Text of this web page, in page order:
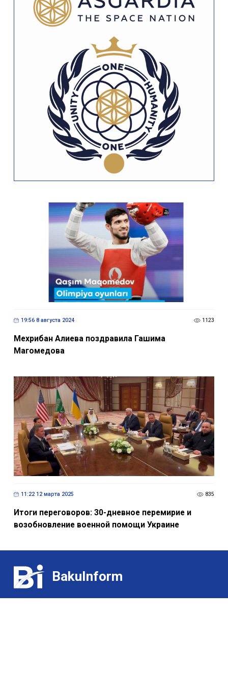
19:56 8 августа 2024 1123
Мехрибан Алиева поздравила Гашима
Магомедова
11:22 12 марта 2025 835
Итоги переговоров: 30-дневное перемирие и
возобновление военной помощи Украине
BakuInform